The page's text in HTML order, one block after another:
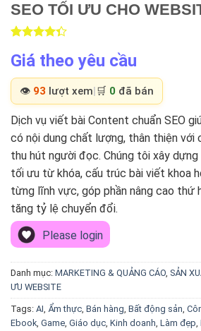
SEO TỐI ƯU CHO
4.33out
based on
customer
ratings
Giá theo yêu cầu
👁️ 93 lượt xem|🛒 0 đã bán
Dịch vụ viết bài Content chuẩn SEO
có nội dung chất lượng, thân thiện với
thu hút người đọc. Chúng tôi xây
tối ưu từ khóa, cấu trúc bài viết khoa
từng lĩnh vực, góp phần nâng cao thứ
tăng tỷ lệ chuyển đổi.
Please login
Danh mục: MARKETING & QUẢNG CÁO, SẢN
ƯU WEBSITE
Tags: AI, Ẩm thực, Bán hàng, Bất động sản,
Ebook, Game, Giáo dục, Kinh doanh, Làm đẹp,